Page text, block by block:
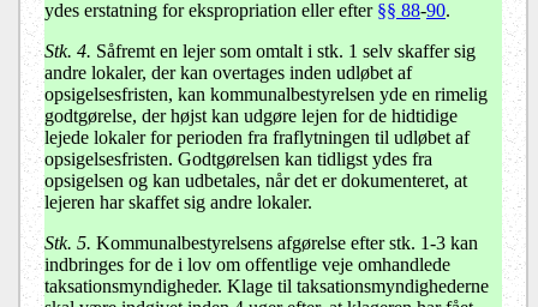
ydes erstatning for ekspropriation eller efter §§ 88-90.
Stk. 4. Såfremt en lejer som omtalt i stk. 1 selv skaffer sig
andre lokaler, der kan overtages inden udløbet af
opsigelsesfristen, kan kommunalbestyrelsen yde en rimelig
godtgørelse, der højst kan udgøre lejen for de hidtidige
lejede lokaler for perioden fra fraflytningen til udløbet af
opsigelsesfristen. Godtgørelsen kan tidligst ydes fra
opsigelsen og kan udbetales, når det er dokumenteret, at
lejeren har skaffet sig andre lokaler.
Stk. 5. Kommunalbestyrelsens afgørelse efter stk. 1-3 kan
indbringes for de i lov om offentlige veje omhandlede
taksationsmyndigheder. Klage til taksationsmyndighederne